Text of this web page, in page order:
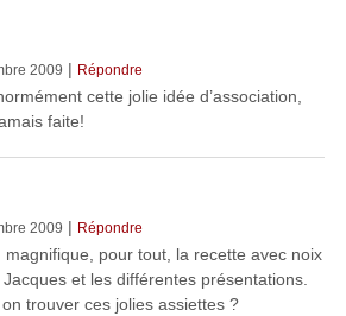
2009 | Répondre
cette jolie idée d’association,
faite!
2009 | Répondre
magnifique, pour tout, la recette avec noix
et les différentes présentations.
trouver ces jolies assiettes ?